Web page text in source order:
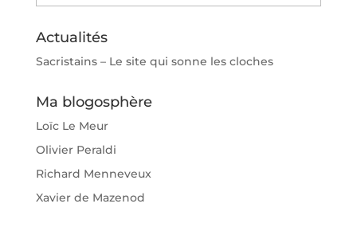
Actualités
Sacristains – Le site qui sonne les cloches
Ma blogosphère
Loïc Le Meur
Olivier Peraldi
Richard Menneveux
Xavier de Mazenod